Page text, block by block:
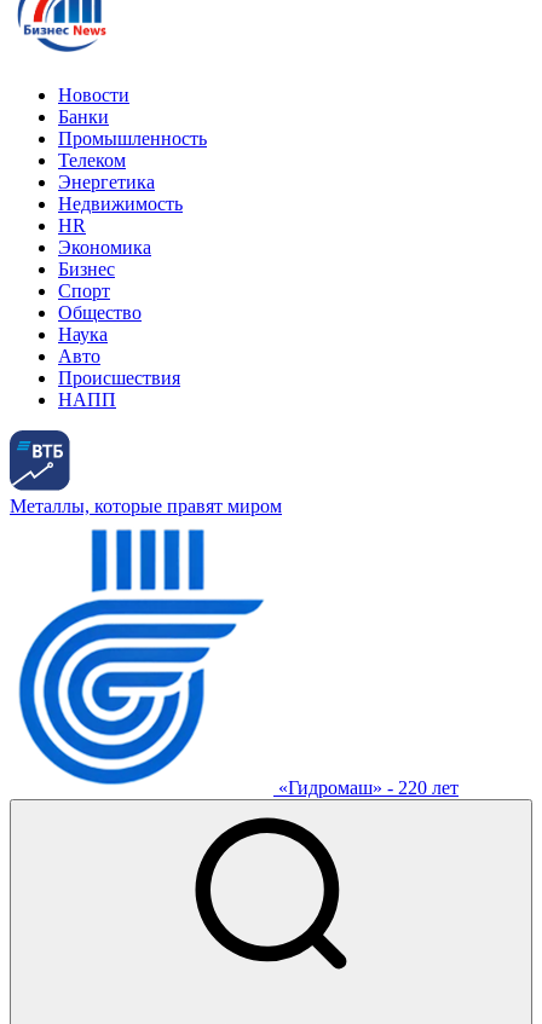
Новости
Банки
Промышленность
Телеком
Энергетика
Недвижимость
HR
Экономика
Бизнес
Спорт
Общество
Наука
Авто
Происшествия
НАПП
Металлы, которые правят миром
«Гидромаш» - 220 лет